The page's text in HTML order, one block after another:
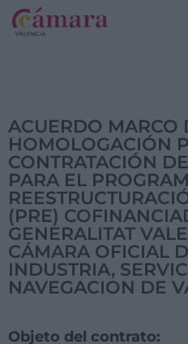
ACUERDO MARCO
HOMOLOGACIÓN
CONTRATACIÓN
PARA EL
(PRE)
GENERALITAT
CÁMARA OFICIAL
INDUSTRIA,
NAVEGACION DE
Objeto del contrato: